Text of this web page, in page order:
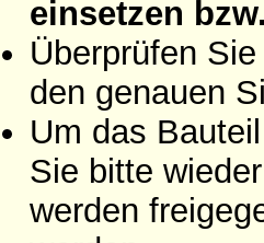
einsetzen
Überprüfen
den genauen
Um das
Sie bitte
werden